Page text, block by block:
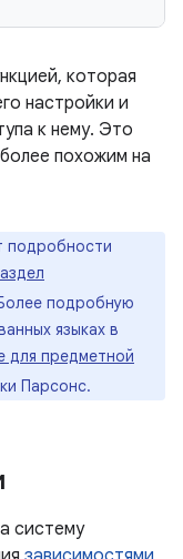
которая
настройки и
к нему. Это
похожим на
подробности
подробную
языках в
для предметной
Парсонс.
систему